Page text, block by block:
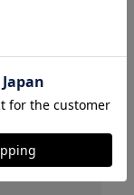
後も継続予定の
ェインは「美し
トで、オートクチ